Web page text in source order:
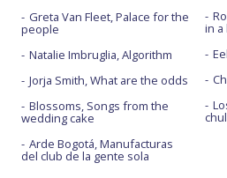
Greta Van Fleet, Palace for the
people
Natalie Imbruglia, Algorithm
Jorja Smith, What are the odds
Blossoms, Songs from the
wedding cake
Arde Bogotá, Manufacturas
del club de la gente sola
in